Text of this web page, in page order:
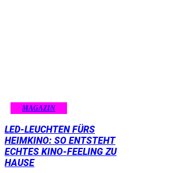
MAGAZIN
LED-LEUCHTEN FÜRS
HEIMKINO: SO ENTSTEHT
ECHTES KINO-FEELING ZU
HAUSE